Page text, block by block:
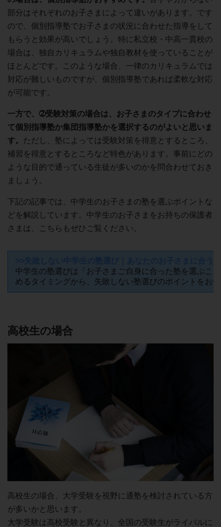
部分はそれぞれのお子さまによって違いがあります。です
ので、個別指導塾でお子さまの状況に合わせた指導をして
もらうと効果が高いでしょう。特に私立校・中高一貫校の
場合は、独自カリキュラムや独自教材を使っていることが
ほとんどです。このような場合、一律のカリキュラムでは
対応が難しいものですが、個別指導塾であれば柔軟な対応
が可能です。
一方で、➁受験対策の場合は、お子さまのタイプに合わせ
て個別指導塾か集団指導塾かを選択するのがよいと思いま
す。 ただし、塾によっては受験対策を得意とするところ、
補習を得意とするところなど特色があります。事前にどの
ような目的で通っている生徒が多いのかを問合わせておき
ましょう。
下記の記事では、中学生のお子さまの塾を選ぶポイントな
どを解説しています。中学生のお子さまをお持ちの保護者
さまは、こちらもぜひご覧ください。
中学生の塾選びは「お子さまご自身に合った塾を選ぶこ
めるタイミングから、失敗しない塾選びのポイントをお
高校生の場合
高校生の場合、大学受験を視野に通塾を検討されている方
が多いかと思います。
大学受験は高校受験と異なり、全国の受験生がライバルに